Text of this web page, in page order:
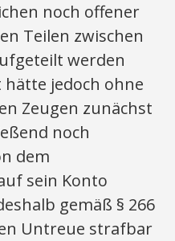
noch offener
Teilen zwischen
werden
jedoch ohne
Zeugen zunächst
noch
dem
sein Konto
gemäß § 266
Untreue strafbar